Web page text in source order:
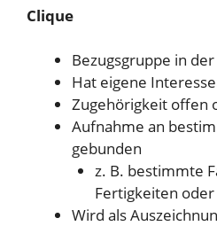
Clique
Bezugsgruppe in
Hat eigene
Zugehörigkeit offen
Aufnahme an
gebunden
z. B. bestimmte
Fertigkeiten
Wird als